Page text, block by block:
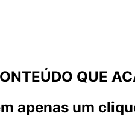
QUE
apenas um